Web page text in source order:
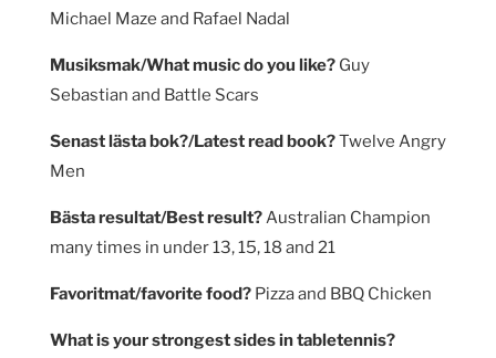
Michael Maze and Rafael Nadal
Musiksmak/What music do you like?Guy
Sebastian and Battle Scars
Senast lästa bok?/Latest read book?Twelve Angry
Men
Bästa resultat/Best result?Australian Champion
many times in under 13, 15, 18 and 21
Favoritmat/favorite food?Pizza and BBQ Chicken
What is your strongest sides in tabletennis?